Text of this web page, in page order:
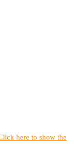
here to show the